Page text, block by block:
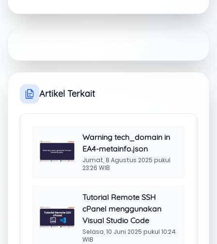
Artikel Terkait
Warning tech_domain in
EA4-metainfo.json
Jumat, 8 Agustus 2025 pukul
23:26 WIB
Tutorial Remote SSH
cPanel menggunakan
Visual Studio Code
Selasa, 10 Juni 2025 pukul 10:24
WIB